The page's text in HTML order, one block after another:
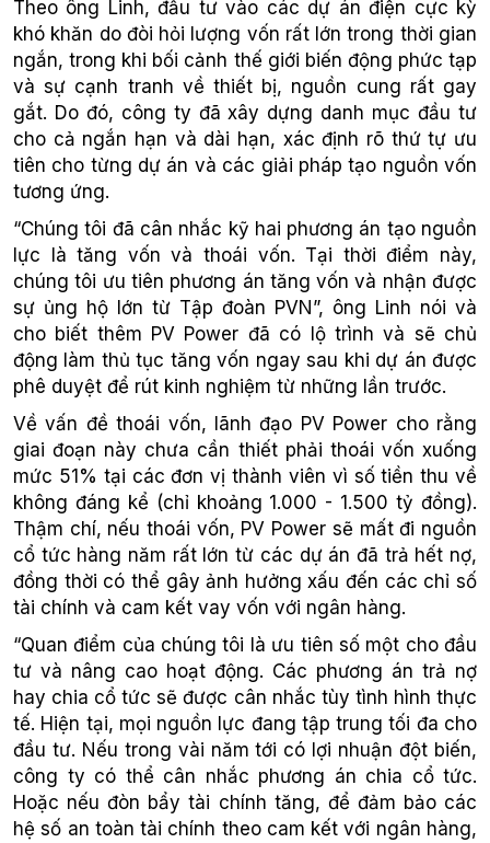
Theo ông Linh, đầu tư vào các dự án điện cực kỳ
khó khăn do đòi hỏi lượng vốn rất lớn trong thời gian
ngắn, trong khi bối cảnh thế giới biến động phức tạp
và sự cạnh tranh về thiết bị, nguồn cung rất gay
gắt. Do đó, công ty đã xây dựng danh mục đầu tư
cho cả ngắn hạn và dài hạn, xác định rõ thứ tự ưu
tiên cho từng dự án và các giải pháp tạo nguồn vốn
tương ứng.
“Chúng tôi đã cân nhắc kỹ hai phương án tạo nguồn
lực là tăng vốn và thoái vốn. Tại thời điểm này,
chúng tôi ưu tiên phương án tăng vốn và nhận được
sự ủng hộ lớn từ Tập đoàn PVN”, ông Linh nói và
cho biết thêm PV Power đã có lộ trình và sẽ chủ
động làm thủ tục tăng vốn ngay sau khi dự án được
phê duyệt để rút kinh nghiệm từ những lần trước.
Về vấn đề thoái vốn, lãnh đạo PV Power cho rằng
giai đoạn này chưa cần thiết phải thoái vốn xuống
mức 51% tại các đơn vị thành viên vì số tiền thu về
không đáng kể (chỉ khoảng 1.000 - 1.500 tỷ đồng).
Thậm chí, nếu thoái vốn, PV Power sẽ mất đi nguồn
cổ tức hàng năm rất lớn từ các dự án đã trả hết nợ,
đồng thời có thể gây ảnh hưởng xấu đến các chỉ số
tài chính và cam kết vay vốn với ngân hàng.
“Quan điểm của chúng tôi là ưu tiên số một cho đầu
tư và nâng cao hoạt động. Các phương án trả nợ
hay chia cổ tức sẽ được cân nhắc tùy tình hình thực
tế. Hiện tại, mọi nguồn lực đang tập trung tối đa cho
đầu tư. Nếu trong vài năm tới có lợi nhuận đột biến,
công ty có thể cân nhắc phương án chia cổ tức.
Hoặc nếu đòn bẩy tài chính tăng, để đảm bảo các
hệ số an toàn tài chính theo cam kết với ngân hàng,